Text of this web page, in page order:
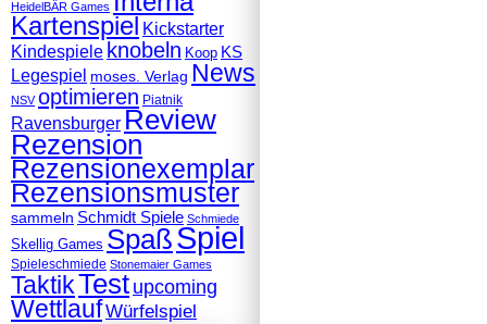
HeidelBÄR Games
Kartenspiel Kickstarter
Kindespiele knobeln Koop KS
Legespiel moses. Verlag News
NSV optimieren Piatnik
RavensburgerReview
Rezension
Rezensionexemplar
Rezensionsmuster
sammeln Schmidt Spiele Schmiede
Skellig Games SpaßSpiel
Spieleschmiede Stonemaier Games
TaktikTest upcoming
WettlaufWürfelspiel